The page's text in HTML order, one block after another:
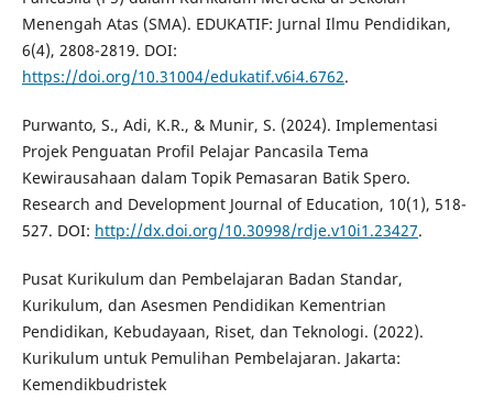
Menengah Atas (SMA). EDUKATIF: Jurnal Ilmu Pendidikan,
6(4), 2808-2819. DOI:
https://doi.org/10.31004/edukatif.v6i4.6762.
Purwanto, S., Adi, K.R., & Munir, S. (2024). Implementasi
Projek Penguatan Profil Pelajar Pancasila Tema
Kewirausahaan dalam Topik Pemasaran Batik Spero.
Research and Development Journal of Education, 10(1), 518-
527. DOI: http://dx.doi.org/10.30998/rdje.v10i1.23427.
Pusat Kurikulum dan Pembelajaran Badan Standar,
Kurikulum, dan Asesmen Pendidikan Kementrian
Pendidikan, Kebudayaan, Riset, dan Teknologi. (2022).
Kurikulum untuk Pemulihan Pembelajaran. Jakarta:
Kemendikbudristek